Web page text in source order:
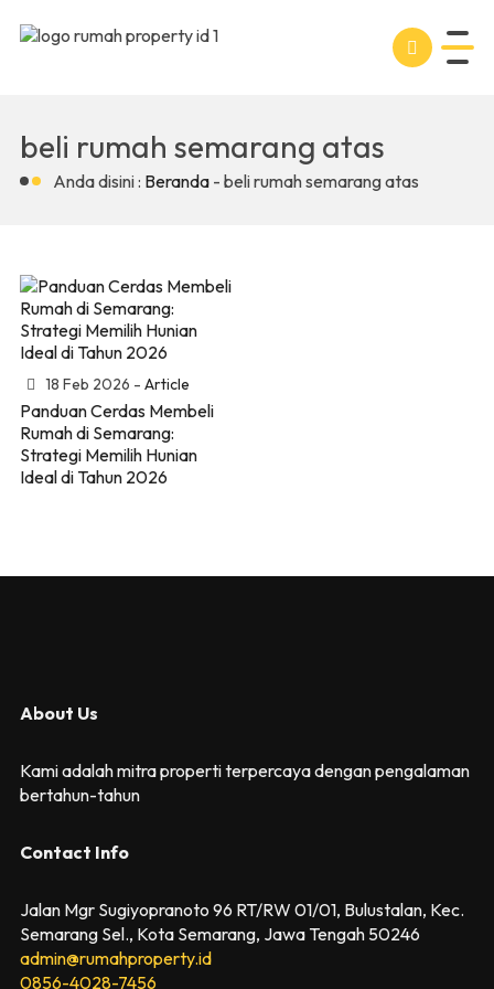
beli rumah semarang atas
Anda disini : Beranda - beli rumah semarang atas
18 Feb 2026 - Article
Panduan Cerdas Membeli
Rumah di Semarang:
Strategi Memilih Hunian
Ideal di Tahun 2026
About Us
Kami adalah mitra properti terpercaya dengan pengalaman
bertahun-tahun
Contact Info
Jalan Mgr Sugiyopranoto 96 RT/RW 01/01, Bulustalan, Kec.
Semarang Sel., Kota Semarang, Jawa Tengah 50246
admin@rumahproperty.id
0856-4028-7456